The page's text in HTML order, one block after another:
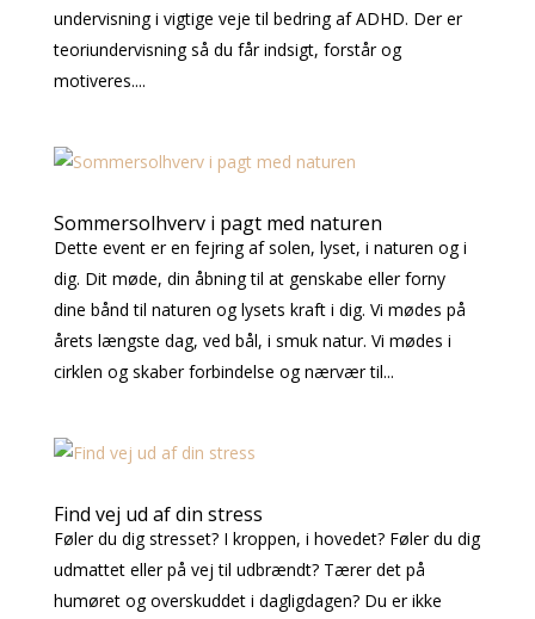
undervisning i vigtige veje til bedring af ADHD. Der er
teoriundervisning så du får indsigt, forstår og
motiveres....
Sommersolhverv i pagt med naturen
Dette event er en fejring af solen, lyset, i naturen og i
dig. Dit møde, din åbning til at genskabe eller forny
dine bånd til naturen og lysets kraft i dig. Vi mødes på
årets længste dag, ved bål, i smuk natur. Vi mødes i
cirklen og skaber forbindelse og nærvær til...
Find vej ud af din stress
Føler du dig stresset? I kroppen, i hovedet? Føler du dig
udmattet eller på vej til udbrændt? Tærer det på
humøret og overskuddet i dagligdagen? Du er ikke